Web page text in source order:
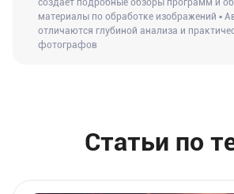
материалы по обработке изображений ▪
отличаются глубиной анализа и
фотографов
Статьи по